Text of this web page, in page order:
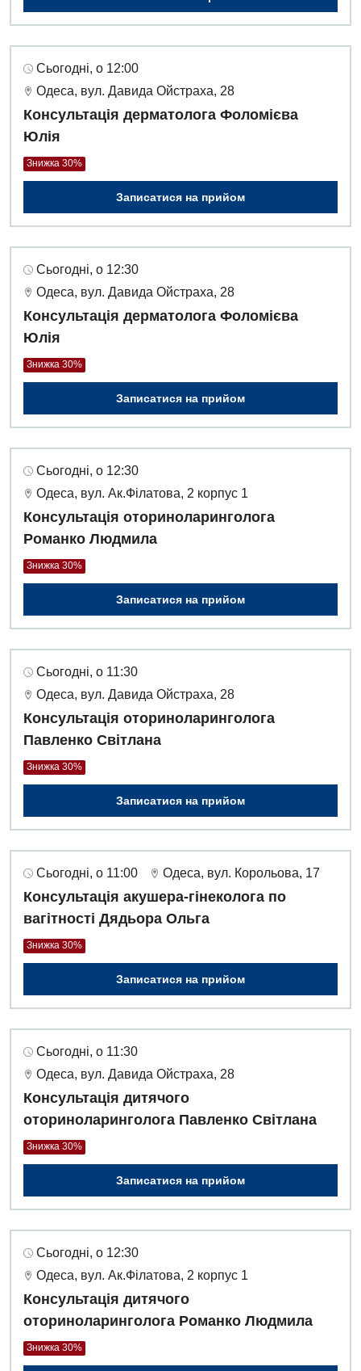
Сьогодні, о 12:00
Одеса, вул. Давида Ойстраха, 28
Консультація дерматолога Фоломієва
Юлія
Знижка 30%
Записатися на прийом
Сьогодні, о 12:30
Одеса, вул. Давида Ойстраха, 28
Консультація дерматолога Фоломієва
Юлія
Знижка 30%
Записатися на прийом
Сьогодні, о 12:30
Одеса, вул. Ак.Філатова, 2 корпус 1
Консультація оториноларинголога
Романко Людмила
Знижка 30%
Записатися на прийом
Сьогодні, о 11:30
Одеса, вул. Давида Ойстраха, 28
Консультація оториноларинголога
Павленко Світлана
Знижка 30%
Записатися на прийом
Сьогодні, о 11:00 Одеса, вул. Корольова, 17
Консультація акушера-гінеколога по
вагітності Дядьора Ольга
Знижка 30%
Записатися на прийом
Сьогодні, о 11:30
Одеса, вул. Давида Ойстраха, 28
Консультація дитячого
оториноларинголога Павленко Світлана
Знижка 30%
Записатися на прийом
Сьогодні, о 12:30
Одеса, вул. Ак.Філатова, 2 корпус 1
Консультація дитячого
оториноларинголога Романко Людмила
Знижка 30%